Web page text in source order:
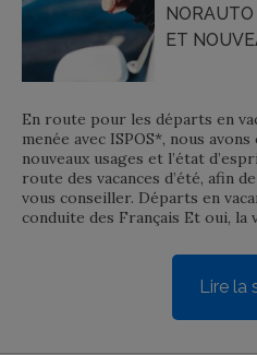
ET
En route pour les départs en
menée avec ISPOS*, nous
nouveaux usages et l’état
route des vacances d’été, afin
vous conseiller. Départs en
conduite des Français Et oui,
Lire la